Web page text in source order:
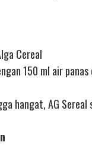
Cereal
150 ml air
hangat, AG Sereal